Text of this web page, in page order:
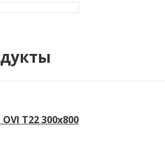
T22 300x800